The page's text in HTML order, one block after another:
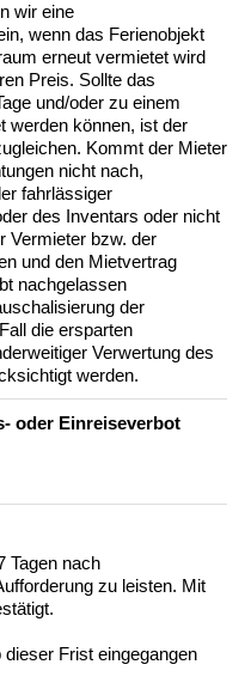
wir eine
wenn das Ferienobjekt
erneut vermietet wird
Preis. Sollte das
und/oder zu einem
werden können, ist der
Kommt der Mieter
nicht nach,
fahrlässiger
des Inventars oder nicht
Vermieter bzw. der
und den Mietvertrag
nachgelassen
der
die ersparten
Verwertung des
werden.
oder Einreiseverbot
Tagen nach
zu leisten. Mit
Frist eingegangen